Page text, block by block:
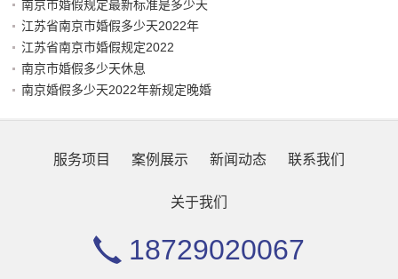
南京市婚假规定最新标准是多少天
江苏省南京市婚假多少天2022年
江苏省南京市婚假规定2022
南京市婚假多少天休息
南京婚假多少天2022年新规定晚婚
服务项目 案例展示 新闻动态 联系我们
关于我们
18729020067